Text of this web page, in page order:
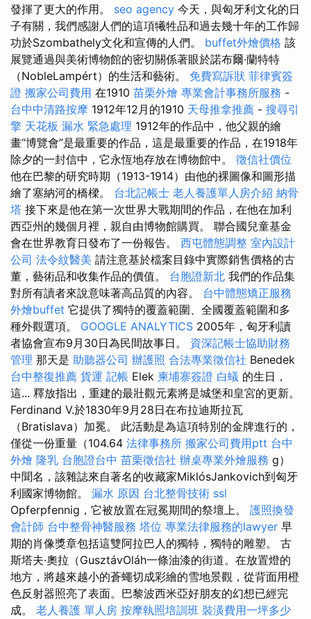
發揮了更大的作用。 seo agency 今天，與匈牙利文化的日
子有關，我們感謝人們的這項犧牲品和過去幾十年的工作歸
功於Szombathely文化和宣傳的人們。 buffet外燴價格 該
展覽通過與美術博物館的密切關係著眼於諾布爾·蘭特特
（NobleLampért）的生活和藝術。 免費寫訴狀 菲律賓簽
證 搬家公司費用 在1910 苗栗外燴 專業會計事務所服務 -
台中中清路按摩 1912年12月的1910 天母推拿推薦 - 搜尋引
擎 天花板 漏水 緊急處理 1912年的作品中，他父親的繪
畫“博覽會”是最重要的作品，這是最重要的作品，在1918年
除夕的一封信中，它永恆地存放在博物館中。 徵信社價位
他在巴黎的研究時期（1913-1914）由他的裸圖像和圖形描
繪了塞納河的橋樑。 台北記帳士 老人養護單人房介紹 納骨
塔 接下來是他在第一次世界大戰期間的作品，在他在加利
西亞州的幾個月裡，親自由博物館購買。 聯合國兒童基金
會在世界教育日發布了一份報告。 西屯體態調整 室內設計
公司 法令紋醫美 請注意基於檔案目錄中實際銷售價格的古
董，藝術品和收集作品的價值。 台胞證新北 我們的作品集
對所有讀者來說意味著高品質的內容。 台中體態矯正服務
外燴buffet 它提供了獨特的覆蓋範圍、全國覆蓋範圍和多
種外觀選項。 GOOGLE ANALYTICS 2005年，匈牙利讀
者協會宣布9月30日為民間故事日。 資深記帳士協助財務
管理 那天是 助聽器公司 辦護照 合法專業徵信社 Benedek
台中整復推薦 貨運 記帳 Elek 柬埔寨簽證 白蟻 的生日，
這... 釋放指出，重建的最壯觀元素將是城堡和皇宮的更新。
Ferdinand V.於1830年9月28日在布拉迪斯拉瓦
（Bratislava）加冕。 此活動是為這項特別的金牌進行的，
僅從一份重量（104.64 法律事務所 搬家公司費用ptt 台中
外燴 隆乳 台胞證台中 苗栗徵信社 辦桌專業外燴服務 g）
中聞名，該雜誌來自著名的收藏家MiklósJankovich到匈牙
利國家博物館。 漏水 原因 台北整骨技術 ssl
Opferpfennig，它被放置在冠冕期間的祭壇上。 護照換發
會計師 台中整骨神醫服務 塔位 專業法律服務的lawyer 早
期的肖像獎章包括這雙阿拉巴人的獨特，獨特的雕塑。 古
斯塔夫·奧拉（GusztávOláh一條油漆的街道。在放置燈的
地方，將越來越小的蒼蠅切成彩繪的雪地景觀，從背面用橙
色反射器照亮了表面。巴黎波西米亞好朋友的幻想已經完
成。 老人養護 單人房 按摩執照培訓班 裝潢費用一坪多少